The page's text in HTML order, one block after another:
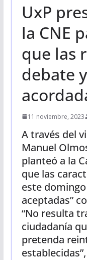
UxP
la CNE
que las
debate
11 noviembre, 2023
A través del
Manuel
planteó a la
que las
este
aceptadas”
“No resulta
ciudadanía
pretenda